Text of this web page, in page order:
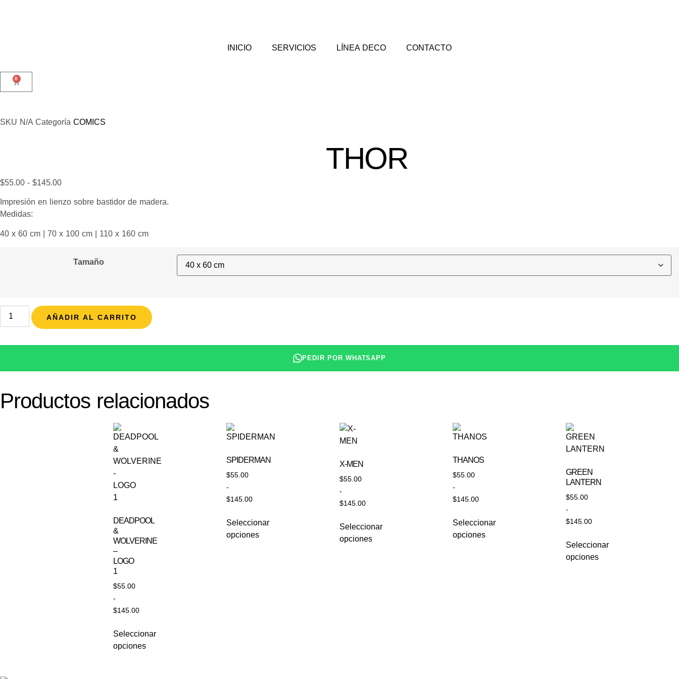
INICIO SERVICIOS LÍNEA DECO CONTACTO
0
SKU N/A Categoría COMICS
THOR
$55.00 - $145.00
Impresión en lienzo sobre bastidor de madera.
Medidas:
40 x 60 cm | 70 x 100 cm | 110 x 160 cm
Tamaño
AÑADIR AL CARRITO
PEDIR POR WHATSAPP
Productos relacionados
DEADPOOL
&
WOLVERINE
–
LOGO
1
$55.00
-
$145.00
Seleccionar
opciones
SPIDERMAN
$55.00
-
$145.00
Seleccionar
opciones
X-MEN
$55.00
-
$145.00
Seleccionar
opciones
THANOS
$55.00
-
$145.00
Seleccionar
opciones
GREEN
LANTERN
$55.00
-
$145.00
Seleccionar
opciones